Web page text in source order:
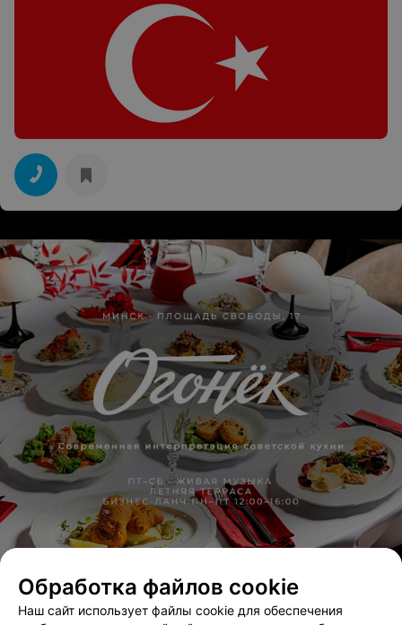
ЭФФЕКТИВНАЯ РЕКЛАМА НА САЙТЕ
Обработка файлов cookie
Наш сайт использует файлы cookie для обеспечения